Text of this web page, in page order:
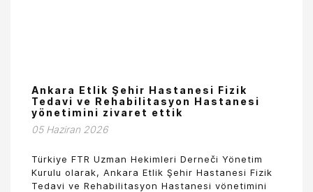
Ankara Etlik Şehir Hastanesi Fizik
Tedavi ve Rehabilitasyon Hastanesi
yönetimini zivaret ettik
05 Haziran 2026
Türkiye FTR Uzman Hekimleri Derneči Yönetim
Kurulu olarak, Ankara Etlik Şehir Hastanesi Fizik
Tedavi ve Rehabilitasyon Hastanesi vönetimini